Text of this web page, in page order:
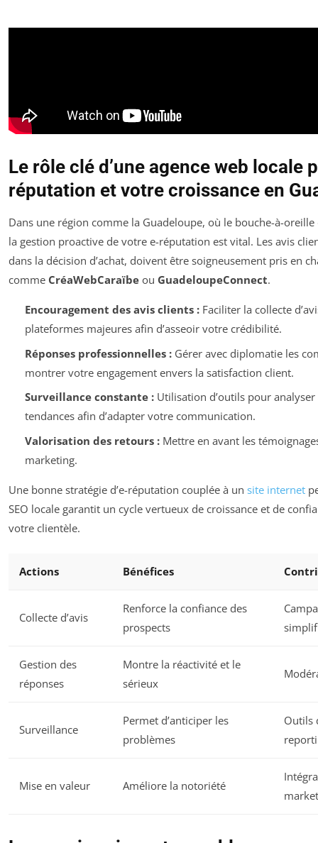
Le rôle clé d’une agence web locale
réputation et votre croissance en
Dans une région comme la Guadeloupe, où le bouche-à-
la gestion proactive de votre e-réputation est vital. Les avis
dans la décision d’achat, doivent être soigneusement pris en
comme CréaWebCaraïbe ou GuadeloupeConnect.
Encouragement des avis clients :Faciliter la collecte
plateformes majeures afin d’asseoir votre crédibilité.
Réponses professionnelles :Gérer avec diplomatie les
montrer votre engagement envers la satisfaction client.
Surveillance constante :Utilisation d’outils pour
tendances afin d’adapter votre communication.
Valorisation des retours :Mettre en avant les
marketing.
Une bonne stratégie d’e-réputation couplée à un site internet
SEO locale garantit un cycle vertueux de croissance et de
votre clientèle.
Actions Bénéfices
Collecte d’avis
Renforce la confiance des
prospects
Gestion des
réponses
Montre la réactivité et le
sérieux
Surveillance
Permet d’anticiper les
problèmes
Outils
Mise en valeur Améliore la notoriété